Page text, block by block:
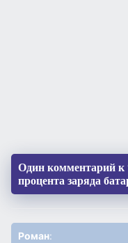
Один комментарий к
процента заряда
Роман: